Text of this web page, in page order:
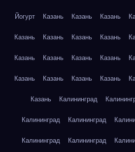
Йогурт Казань Казань Казань
Казань Казань Казань Казань
Казань Казань Казань Казань
Казань Казань Казань Казань
Казань Калининград
Калининград Калининград
Калининград Калининград